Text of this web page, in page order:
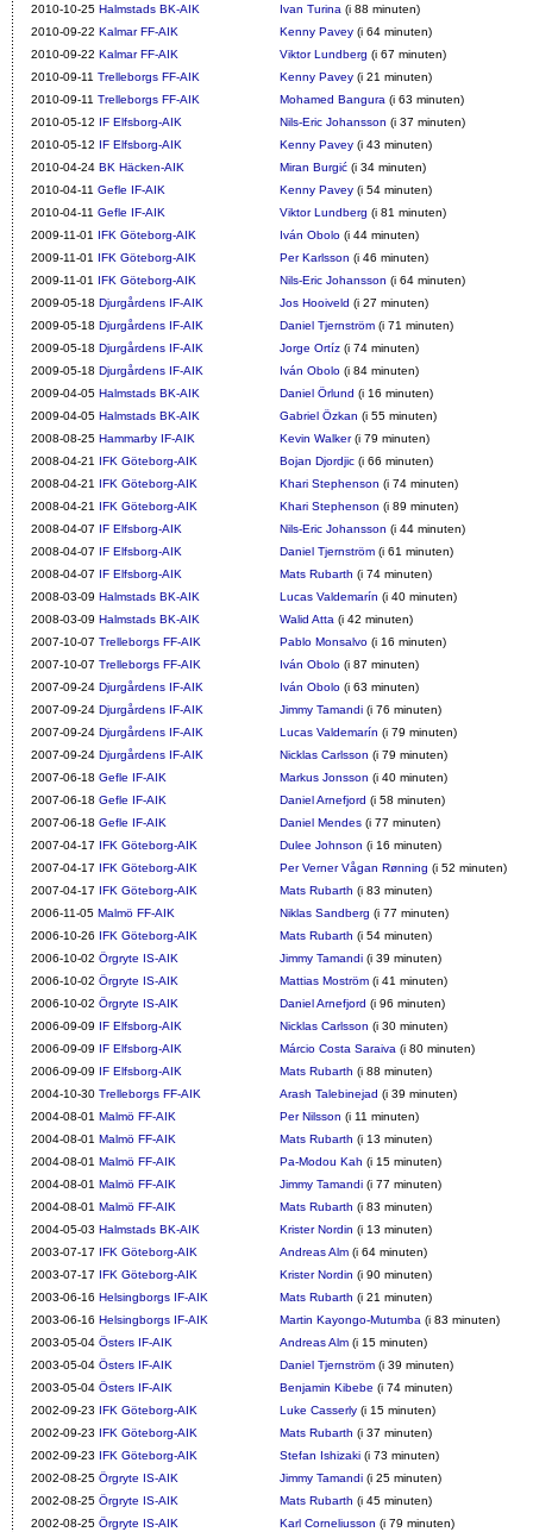
2010-10-25 Halmstads BK-AIK Ivan Turina (i 88 minuten)
2010-09-22 Kalmar FF-AIK Kenny Pavey (i 64 minuten)
2010-09-22 Kalmar FF-AIK Viktor Lundberg (i 67 minuten)
2010-09-11 Trelleborgs FF-AIK Kenny Pavey (i 21 minuten)
2010-09-11 Trelleborgs FF-AIK Mohamed Bangura (i 63 minuten)
2010-05-12 IF Elfsborg-AIK Nils-Eric Johansson (i 37 minuten)
2010-05-12 IF Elfsborg-AIK Kenny Pavey (i 43 minuten)
2010-04-24 BK Häcken-AIK Miran Burgić (i 34 minuten)
2010-04-11 Gefle IF-AIK Kenny Pavey (i 54 minuten)
2010-04-11 Gefle IF-AIK Viktor Lundberg (i 81 minuten)
2009-11-01 IFK Göteborg-AIK Iván Obolo (i 44 minuten)
2009-11-01 IFK Göteborg-AIK Per Karlsson (i 46 minuten)
2009-11-01 IFK Göteborg-AIK Nils-Eric Johansson (i 64 minuten)
2009-05-18 Djurgårdens IF-AIK Jos Hooiveld (i 27 minuten)
2009-05-18 Djurgårdens IF-AIK Daniel Tjernström (i 71 minuten)
2009-05-18 Djurgårdens IF-AIK Jorge Ortíz (i 74 minuten)
2009-05-18 Djurgårdens IF-AIK Iván Obolo (i 84 minuten)
2009-04-05 Halmstads BK-AIK Daniel Örlund (i 16 minuten)
2009-04-05 Halmstads BK-AIK Gabriel Özkan (i 55 minuten)
2008-08-25 Hammarby IF-AIK Kevin Walker(i 79 minuten)
2008-04-21 IFK Göteborg-AIK Bojan Djordjic (i 66 minuten)
2008-04-21 IFK Göteborg-AIK Khari Stephenson (i 74 minuten)
2008-04-21 IFK Göteborg-AIK Khari Stephenson (i 89 minuten)
2008-04-07 IF Elfsborg-AIK Nils-Eric Johansson (i 44 minuten)
2008-04-07 IF Elfsborg-AIK Daniel Tjernström (i 61 minuten)
2008-04-07 IF Elfsborg-AIK Mats Rubarth (i 74 minuten)
2008-03-09 Halmstads BK-AIK Lucas Valdemarín (i 40 minuten)
2008-03-09 Halmstads BK-AIK Walid Atta (i 42 minuten)
2007-10-07 Trelleborgs FF-AIK Pablo Monsalvo (i 16 minuten)
2007-10-07 Trelleborgs FF-AIK Iván Obolo (i 87 minuten)
2007-09-24 Djurgårdens IF-AIK Iván Obolo (i 63 minuten)
2007-09-24 Djurgårdens IF-AIK Jimmy Tamandi (i 76 minuten)
2007-09-24 Djurgårdens IF-AIK Lucas Valdemarín (i 79 minuten)
2007-09-24 Djurgårdens IF-AIK Nicklas Carlsson (i 79 minuten)
2007-06-18 Gefle IF-AIK Markus Jonsson (i 40 minuten)
2007-06-18 Gefle IF-AIK Daniel Arnefjord (i 58 minuten)
2007-06-18 Gefle IF-AIK Daniel Mendes (i 77 minuten)
2007-04-17 IFK Göteborg-AIK Dulee Johnson (i 16 minuten)
2007-04-17 IFK Göteborg-AIK Per Verner Vågan Rønning (i 52 minuten)
2007-04-17 IFK Göteborg-AIK Mats Rubarth (i 83 minuten)
2006-11-05 Malmö FF-AIK Niklas Sandberg (i 77 minuten)
2006-10-26 IFK Göteborg-AIK Mats Rubarth (i 54 minuten)
2006-10-02 Örgryte IS-AIK Jimmy Tamandi (i 39 minuten)
2006-10-02 Örgryte IS-AIK Mattias Moström (i 41 minuten)
2006-10-02 Örgryte IS-AIK Daniel Arnefjord (i 96 minuten)
2006-09-09 IF Elfsborg-AIK Nicklas Carlsson (i 30 minuten)
2006-09-09 IF Elfsborg-AIK Márcio Costa Saraiva (i 80 minuten)
2006-09-09 IF Elfsborg-AIK Mats Rubarth (i 88 minuten)
2004-10-30 Trelleborgs FF-AIK Arash Talebinejad (i 39 minuten)
2004-08-01 Malmö FF-AIK Per Nilsson (i 11 minuten)
2004-08-01 Malmö FF-AIK Mats Rubarth (i 13 minuten)
2004-08-01 Malmö FF-AIK Pa-Modou Kah (i 15 minuten)
2004-08-01 Malmö FF-AIK Jimmy Tamandi (i 77 minuten)
2004-08-01 Malmö FF-AIK Mats Rubarth (i 83 minuten)
2004-05-03 Halmstads BK-AIK Krister Nordin (i 13 minuten)
2003-07-17 IFK Göteborg-AIK Andreas Alm (i 64 minuten)
2003-07-17 IFK Göteborg-AIK Krister Nordin (i 90 minuten)
2003-06-16 Helsingborgs IF-AIK Mats Rubarth (i 21 minuten)
2003-06-16 Helsingborgs IF-AIK Martin Kayongo-Mutumba (i 83 minuten)
2003-05-04 Östers IF-AIK Andreas Alm (i 15 minuten)
2003-05-04 Östers IF-AIK Daniel Tjernström (i 39 minuten)
2003-05-04 Östers IF-AIK Benjamin Kibebe (i 74 minuten)
2002-09-23 IFK Göteborg-AIK Luke Casserly (i 15 minuten)
2002-09-23 IFK Göteborg-AIK Mats Rubarth (i 37 minuten)
2002-09-23 IFK Göteborg-AIK Stefan Ishizaki (i 73 minuten)
2002-08-25 Örgryte IS-AIK Jimmy Tamandi (i 25 minuten)
2002-08-25 Örgryte IS-AIK Mats Rubarth (i 45 minuten)
2002-08-25 Örgryte IS-AIK Karl Corneliusson (i 79 minuten)